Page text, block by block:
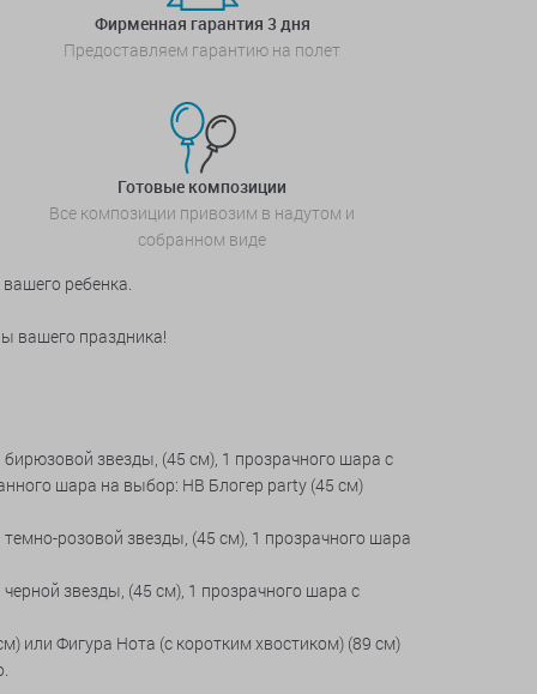
Фирменная гарантия 3 дня
Предоставляем гарантию на полет
Готовые композиции
Все композиции привозим в надутом и
собранном виде
ребенка.
вашего праздника!
звезды, (45 см), 1 прозрачного шара с
шара на выбор: HB Блогер party (45 см)
розовой звезды, (45 см), 1 прозрачного шара
звезды, (45 см), 1 прозрачного шара с
или Фигура Нота (с коротким хвостиком) (89 см)